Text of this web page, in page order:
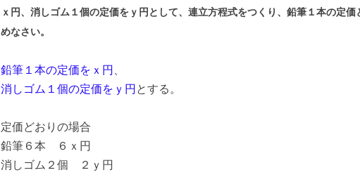
ｘ円、消しゴム１個の定価をｙ円として、連立方程式をつくり、鉛筆１本の定
めなさい。
鉛筆１本の定価をｘ円 、
消しゴム１個の定価をｙ円 とする。
定価どおりの場合
鉛筆６本　６ｘ円
消しゴム２個　２ｙ円